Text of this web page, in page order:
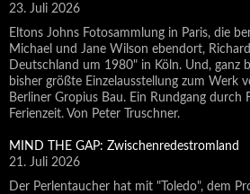
23. Juli 2026
Eltons Johns Fotosammlung in Paris, die
Michael und Jane Wilson ebendort,
Deutschland um 1980" in Köln. Und, ganz
bisher größte Einzelausstellung zum Werk
Berliner Gropius Bau. Ein Rundgang durch
Ferienzeit. Von Peter Truschner.
MIND THE GAP: Zwischenredestromland
21. Juli 2026
Der Perlentaucher hat mit "Toledo", dem